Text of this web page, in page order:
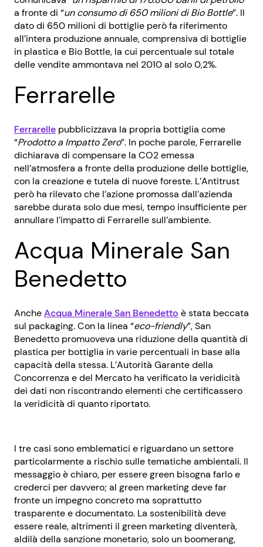
a fronte di “un consumo di 650 milioni di Bio Bottle”. Il
dato di 650 milioni di bottiglie però fa riferimento
all’intera produzione annuale, comprensiva di bottiglie
in plastica e Bio Bottle, la cui percentuale sul totale
delle vendite ammontava nel 2010 al solo 0,2%.
Ferrarelle
Ferrarelle pubblicizzava la propria bottiglia come
“Prodotto a Impatto Zero”. In poche parole, Ferrarelle
dichiarava di compensare la CO2 emessa
nell’atmosfera a fronte della produzione delle bottiglie,
con la creazione e tutela di nuove foreste. L’Antitrust
però ha rilevato che l’azione promossa dall’azienda
sarebbe durata solo due mesi, tempo insufficiente per
annullare l’impatto di Ferrarelle sull’ambiente.
Acqua Minerale San
Benedetto
AncheAcqua Minerale San Benedetto è stata beccata
sul packaging. Con la linea “eco-friendly”, San
Benedetto promuoveva una riduzione della quantità di
plastica per bottiglia in varie percentuali in base alla
capacità della stessa. L’Autorità Garante della
Concorrenza e del Mercato ha verificato la veridicità
dei dati non riscontrando elementi che certificassero
la veridicità di quanto riportato.
I tre casi sono emblematici e riguardano un settore
particolarmente a rischio sulle tematiche ambientali. Il
messaggio è chiaro, per essere green bisogna farlo e
crederci per davvero; al green marketing deve far
fronte un impegno concreto ma soprattutto
trasparente e documentato. La sostenibilità deve
essere reale, altrimenti il green marketing diventerà,
aldilà della sanzione monetario, solo un boomerang,